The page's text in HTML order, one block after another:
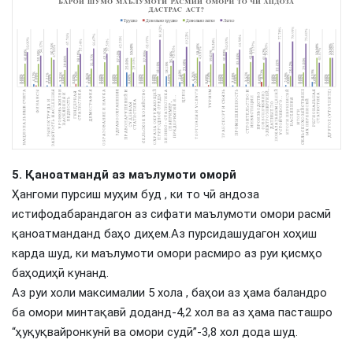
5. Қаноатмандӣ аз маълумоти оморӣ
Ҳангоми пурсиш муҳим буд , ки то чӣ андоза
истифодабарандагон аз сифати маълумоти омори расмӣ
қаноатманданд баҳо диҳем.Аз пурсидашудагон хоҳиш
карда шуд, ки маълумоти омори расмиро аз руи қисмҳо
баҳодиҳӣ кунанд.
Аз руи холи максималии 5 хола , баҳои аз ҳама баландро
ба омори минтақавӣ доданд-4,2 хол ва аз ҳама пасташро
“ҳуқуқвайронкунӣ ва омори судӣ”-3,8 хол дода шуд.